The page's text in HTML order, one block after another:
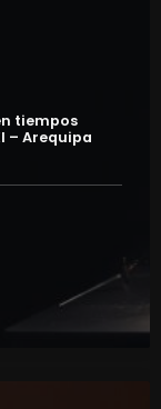
tiempos
– Arequipa